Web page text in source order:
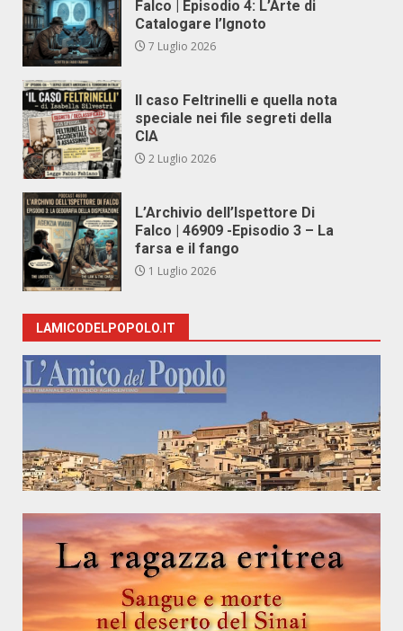
Falco | Episodio 4: L’Arte di
Catalogare l’Ignoto
7 Luglio 2026
Il caso Feltrinelli e quella nota
speciale nei file segreti della
CIA
2 Luglio 2026
L’Archivio dell’Ispettore Di
Falco | 46909 -Episodio 3 – La
farsa e il fango
1 Luglio 2026
LAMICODELPOPOLO.IT